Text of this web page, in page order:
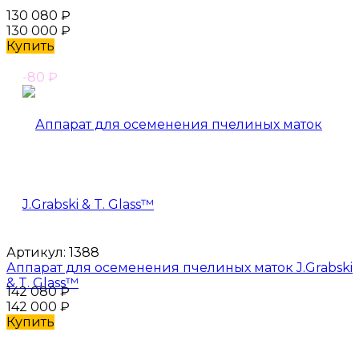
130 080 ₽
130 000 ₽
Купить
-80 ₽
Артикул: 1388
Аппарат для осеменения пчелиных маток J.Grabski
& T. Glass™
142 080₽
142 000 ₽
Купить